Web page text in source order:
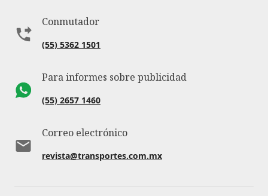
Conmutador
(55) 5362 1501
Para informes sobre publicidad
(55) 2657 1460
Correo electrónico
revista@transportes.com.mx